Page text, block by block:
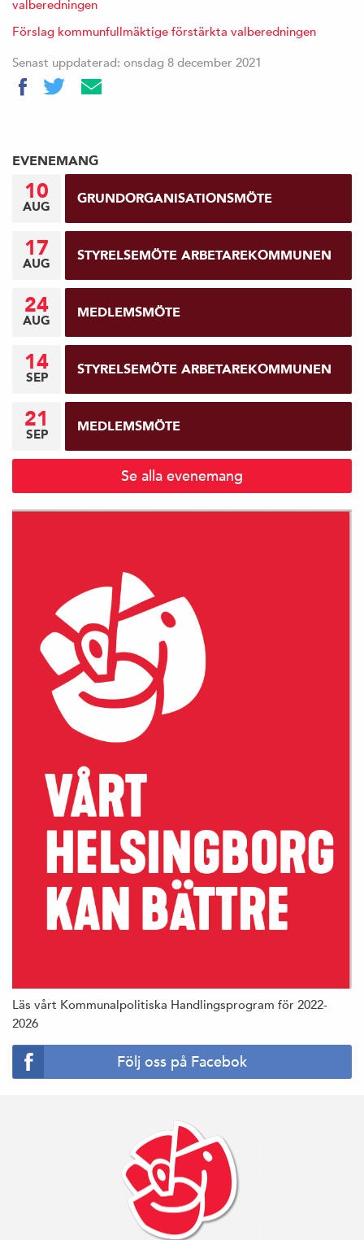
valberedningen
Förslag kommunfullmäktige förstärkta valberedningen
Senast uppdaterad: onsdag 8 december 2021
EVENEMANG
10
AUG GRUNDORGANISATIONSMÖTE
17
AUG STYRELSEMÖTE ARBETAREKOMMUNEN
24
AUG MEDLEMSMÖTE
14
SEP STYRELSEMÖTE ARBETAREKOMMUNEN
21
SEP MEDLEMSMÖTE
Se alla evenemang
Läs vårt Kommunalpolitiska Handlingsprogram för 2022-
2026
Följ oss på Facebok